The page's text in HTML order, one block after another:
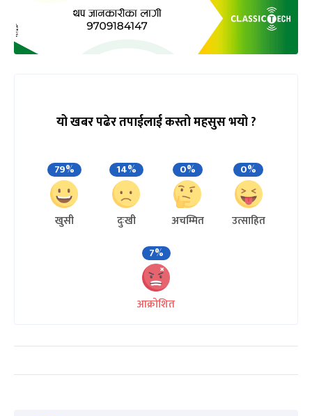
यो खबर पढेर तपाईलाई कस्तो महसुस भयो ?
79%
खुसी
14%
दुःखी
0%
अचम्मित
0%
उत्साहित
7%
आक्रोशित